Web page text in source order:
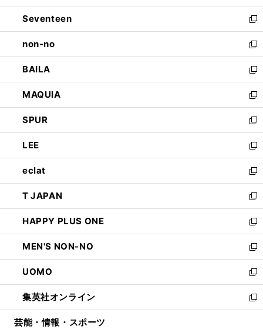
開
く
ウ
で
開
く
ン
ド
ウ
で
開
く
Seventeen
新
し
い
ウ
ィ
ン
ド
ウ
で
開
く
non-no
新
し
い
ウ
ィ
ン
ド
ウ
で
開
く
BAILA
新
し
い
ウ
ィ
ン
ド
ウ
で
開
く
MAQUIA
新
し
い
ウ
ィ
ン
ド
ウ
で
開
く
SPUR
新
し
い
ウ
ィ
ン
ド
ウ
で
開
く
LEE
新
し
い
ウ
ィ
ン
ド
ウ
で
開
く
eclat
新
し
い
ウ
ィ
ン
ド
ウ
で
開
く
T JAPAN
新
し
い
ウ
ィ
ン
ド
ウ
で
開
HAPPY PLUS ONE
新
し
い
ウ
ィ
ン
ド
ウ
MEN'S NON-NO
新
し
い
ウ
ィ
ン
UOMO
新
し
い
ウ
集英社オンライン
新
し
芸能・情報・スポーツ